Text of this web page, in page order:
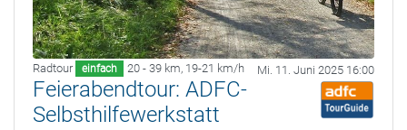
Radtour einfach 20 - 39 km, 19-21 km/h Mi. 11. Juni 2025 16:00
Feierabendtour: ADFC-
Selbsthilfewerkstatt